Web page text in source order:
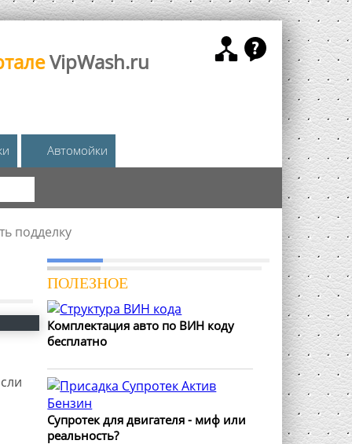
VipWash.ru
Автомойки
подделку
ПОЛЕЗНОЕ
Комплектация авто по ВИН коду
бесплатно
Супротек для двигателя - миф или
реальность?